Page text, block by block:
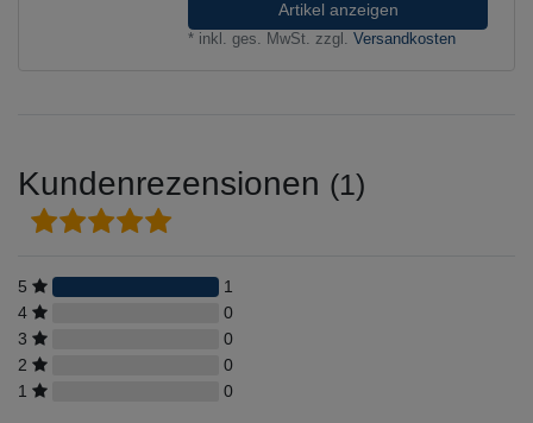
Artikel anzeigen
* inkl. ges. MwSt. zzgl.Versandkosten
Kundenrezensionen (1)
5
1
4
0
3
0
2
0
1
0